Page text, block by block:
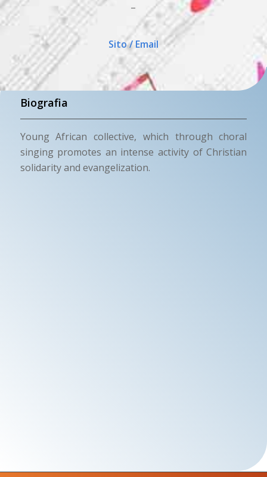
Sito / Email
Biografia
Young African collective, which through choral
singing promotes an intense activity of Christian
solidarity and evangelization.